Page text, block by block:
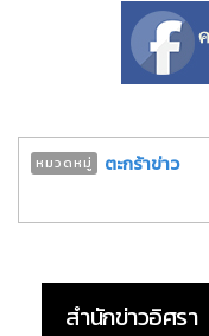
หมวดหมู่ ตะกร้าข่าว
สำนักข่าวอิศรา